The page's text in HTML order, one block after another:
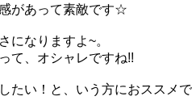
があって素敵です☆
になりますよ~。
て、オシャレですね!!
たい！と、いう方におススメで